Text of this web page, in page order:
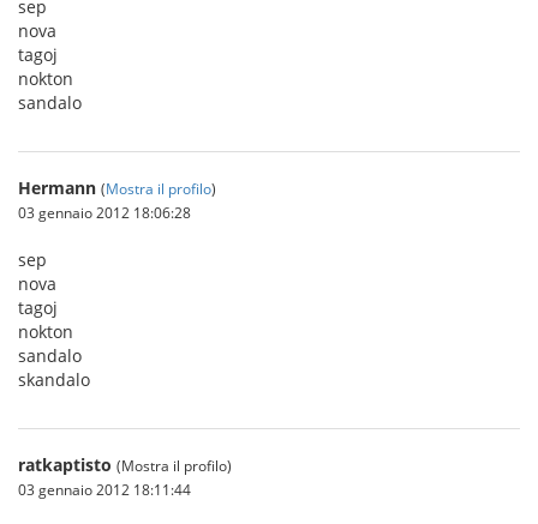
sep
nova
tagoj
nokton
sandalo
Hermann (Mostra il profilo)
03 gennaio 2012 18:06:28
sep
nova
tagoj
nokton
sandalo
skandalo
ratkaptisto (Mostra il profilo)
03 gennaio 2012 18:11:44